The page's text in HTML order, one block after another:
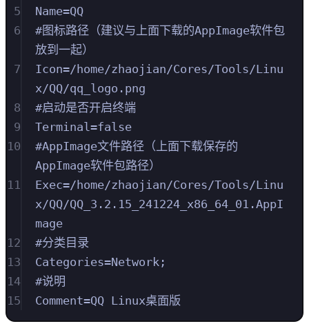
5
Name=QQ
6
#图标路径（建议与上面下载的AppImage软件包
放到一起）
7
Icon=/home/zhaojian/Cores/Tools/Linu
x/QQ/qq_logo.png
8
#启动是否开启终端
9
Terminal=false
10
#AppImage文件路径（上面下载保存的
AppImage软件包路径）
11
Exec=/home/zhaojian/Cores/Tools/Linu
x/QQ/QQ_3.2.15_241224_x86_64_01.AppI
mage
12
#分类目录
13
Categories=Network;
14
#说明
15
Comment=QQ Linux桌面版